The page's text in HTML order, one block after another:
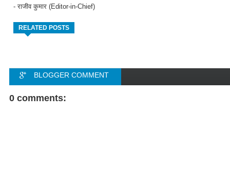
- राजीव कुमार (Editor-in-Chief)
RELATED POSTS
BLOGGER COMMENT
FACEBOOK COMMENT
0 comments: